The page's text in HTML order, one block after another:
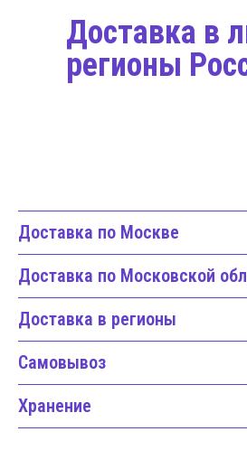
Доставка в
регионы
Доставка по Москве
Доставка по Московской
Доставка в регионы
Самовывоз
Хранение